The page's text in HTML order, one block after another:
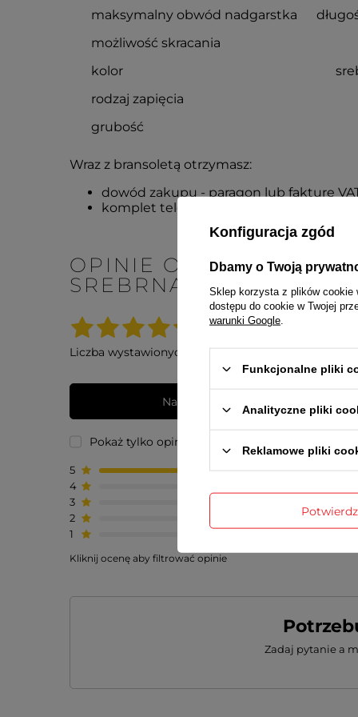
maksymalny obwód nadgarstka
możliwość skracania
kolor
rodzaj zapięcia
grubość
Wraz z bransoletą otrzymasz:
dowód zakupu - paragon lub fakturę
komplet teleskopów
OPINIE O BRANSOLETA
SREBRNA ZWĘŻANA O
5.00
Liczba wystawionych opinii: 1
Napisz swoją opinię
Pokaż tylko opinie potwierdzone zakupem
5
4
3
2
0
1
Kliknij ocenę aby filtrować opinie
Zadaj pytanie a
Konfiguracja zgód
Dbamy o Twoją
Sklep korzysta z plików cookie
dostępu do cookie w Twojej
warunki Google
Funkcjonalne pliki
Analityczne pliki
Reklamowe pliki